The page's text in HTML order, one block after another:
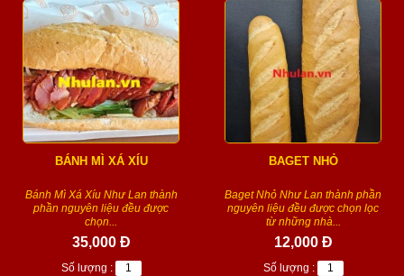
BÁNH MÌ XÁ XÍU
Bánh Mì Xá Xíu Như Lan thành
phần nguyên liệu đều được
chọn...
35,000 Đ
Số lượng :
BAGET NHỎ
Baget Nhỏ Như Lan thành phần
nguyên liệu đều được chọn lọc
từ những nhà...
12,000 Đ
Số lượng :